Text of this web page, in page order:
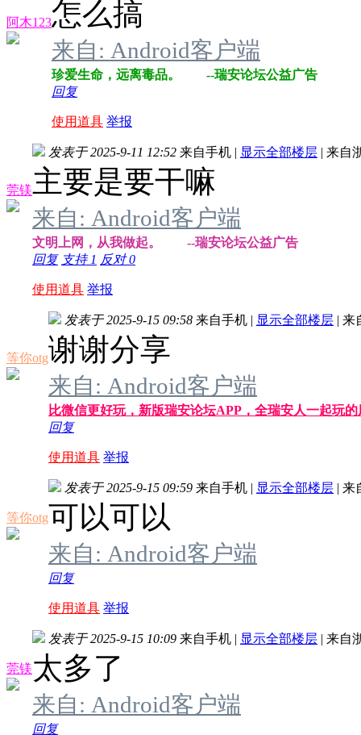
阿木123怎么搞
来自: Android客户端
珍爱生命，远离毒品。 --瑞安论坛公益广告
回复
使用道具 举报
莞镁
发表于 2025-9-11 12:52 来自手机 | 显示全部楼层 | 来自
主要是要干嘛
来自: Android客户端
文明上网，从我做起。 --瑞安论坛公益广告
回复 支持 1 反对0
使用道具 举报
等你otg
发表于 2025-9-15 09:58 来自手机 | 显示全部楼层 | 来
谢谢分享
来自: Android客户端
比微信更好玩，新版瑞安论坛APP，全瑞安人一起玩
回复
使用道具 举报
等你otg
发表于 2025-9-15 09:59 来自手机 | 显示全部楼层 | 来
可以可以
来自: Android客户端
回复
使用道具 举报
莞镁
发表于 2025-9-15 10:09 来自手机 | 显示全部楼层 | 来自
太多了
来自: Android客户端
回复